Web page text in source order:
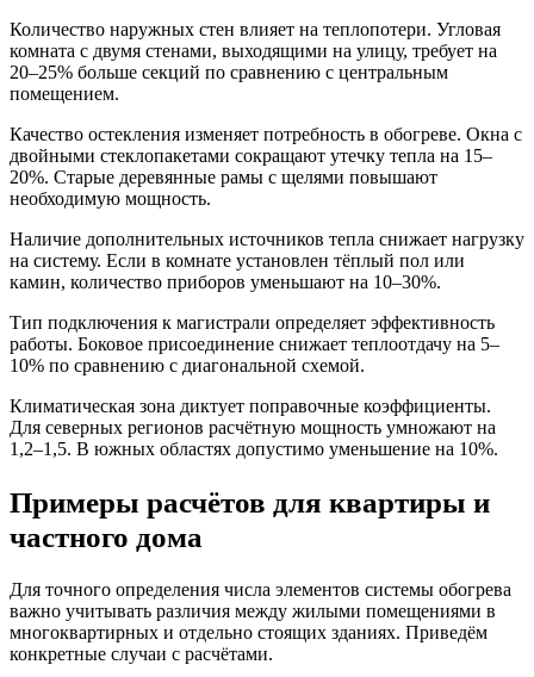
Количество наружных стен влияет на теплопотери. Угловая
комната с двумя стенами, выходящими на улицу, требует на
20–25% больше секций по сравнению с центральным
помещением.
Качество остекления изменяет потребность в обогреве. Окна с
двойными стеклопакетами сокращают утечку тепла на 15–
20%. Старые деревянные рамы с щелями повышают
необходимую мощность.
Наличие дополнительных источников тепла снижает нагрузку
на систему. Если в комнате установлен тёплый пол или
камин, количество приборов уменьшают на 10–30%.
Тип подключения к магистрали определяет эффективность
работы. Боковое присоединение снижает теплоотдачу на 5–
10% по сравнению с диагональной схемой.
Климатическая зона диктует поправочные коэффициенты.
Для северных регионов расчётную мощность умножают на
1,2–1,5. В южных областях допустимо уменьшение на 10%.
Примеры расчётов для квартиры и
частного дома
Для точного определения числа элементов системы обогрева
важно учитывать различия между жилыми помещениями в
многоквартирных и отдельно стоящих зданиях. Приведём
конкретные случаи с расчётами.